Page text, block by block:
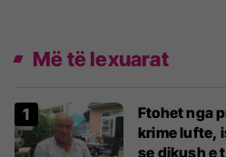
Më të lexuarat
Ftohet nga
krime lufte,
se dikush e